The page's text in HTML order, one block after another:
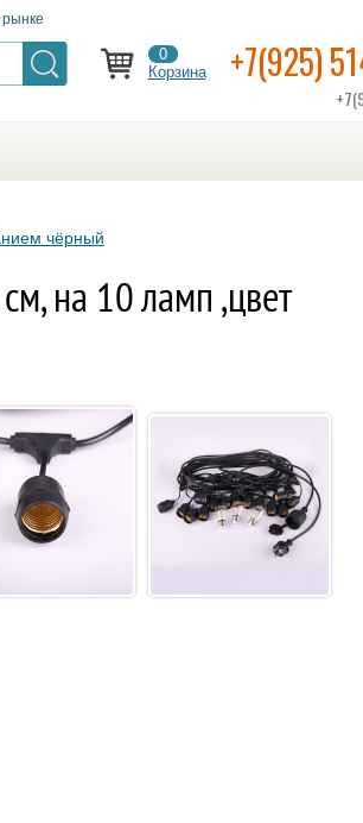
0
Корзина
+7(925)
чёрный
на 10 ламп ,цвет